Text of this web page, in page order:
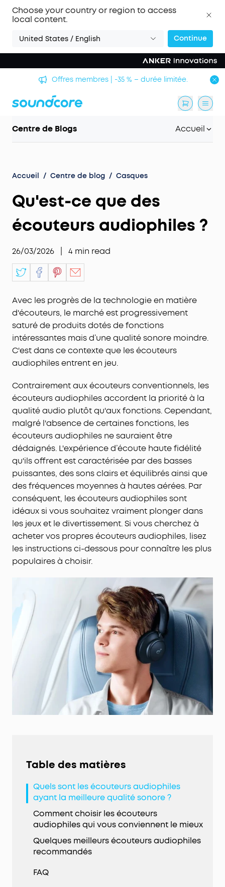
Choose your country or region to access
local content.
United States / English Continue
Offres membres | -35 % – durée limitée.
Centre de Blogs Accueil
Accueil / Centre de blog / Casques
Qu'est-ce que des
écouteurs audiophiles ?
26/03/2026 4 min read
Avec les progrès de la technologie en matière
d'écouteurs, le marché est progressivement
saturé de produits dotés de fonctions
intéressantes mais d’une qualité sonore moindre.
C'est dans ce contexte que les écouteurs
audiophiles entrent en jeu.
Contrairement aux écouteurs conventionnels, les
écouteurs audiophiles accordent la priorité à la
qualité audio plutôt qu'aux fonctions. Cependant,
malgré l'absence de certaines fonctions, les
écouteurs audiophiles ne sauraient être
dédaignés. L'expérience d’écoute haute fidélité
qu'ils offrent est caractérisée par des basses
puissantes, des sons clairs et équilibrés ainsi que
des fréquences moyennes à hautes aérées. Par
conséquent, les écouteurs audiophiles sont
idéaux si vous souhaitez vraiment plonger dans
les jeux et le divertissement. Si vous cherchez à
acheter vos propres écouteurs audiophiles, lisez
les instructions ci-dessous pour connaître les plus
populaires à choisir.
Table des matières
Quels sont les écouteurs audiophiles
ayant la meilleure qualité sonore ?
Comment choisir les écouteurs
audiophiles qui vous conviennent le mieux
Quelques meilleurs écouteurs audiophiles
recommandés
FAQ